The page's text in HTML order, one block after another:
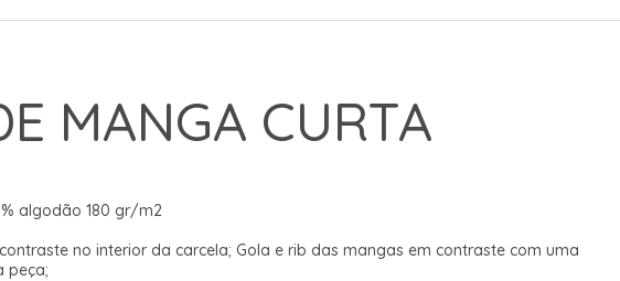
MANGA CURTA
algodão 180 gr/m2
no interior da carcela; Gola e rib das mangas em contraste com uma
peça;